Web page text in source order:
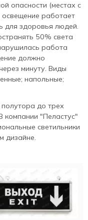
опасности (местах с
работает
для здоровья людей.
50% света
работа
должно
минуту. Виды
напольные;
до трех
компании "Пеластус"
светильники
дизайне.